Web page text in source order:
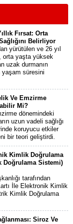
Fırsat: Orta
Belirliyor
yürütülen ve 26 yıl
orta yaşta yüksek
uzak durmanın
yaşam süresini
Ve Emzirme
Mi?
dönemindeki
uzun vadeli sağlığı
koruyucu etkiler
bir teori geliştirdi.
Kimlik Doğrulama
Sistemi)
tarafından
İle Elektronik Kimlik
Kimlik Doğrulama
Siroz Ve